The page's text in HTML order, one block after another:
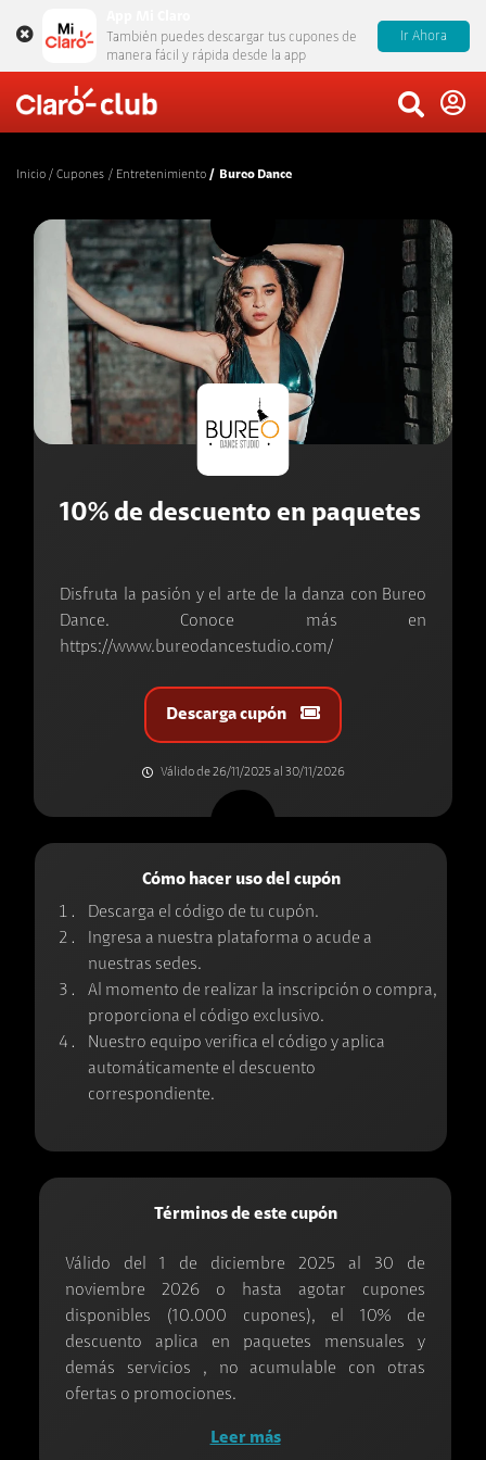
Busca cupones, tiendas, descuentos, ciudades y productos.
También puedes descargar tus cupones de
manera fácil y rápida desde la app
Ir Ahora
Inicio Cupones Entretenimiento Bureo Dance
10% de descuento en paquetes
Disfruta la pasión y el arte de la danza con Bureo
Dance. Conoce más en
https://www.bureodancestudio.com/
Descarga cupón
Válido de 26/11/2025 al 30/11/2026
Cómo hacer uso del cupón
Descarga el código de tu cupón.
Ingresa a nuestra plataforma o acude a
nuestras sedes.
Al momento de realizar la inscripción o compra,
proporciona el código exclusivo.
Nuestro equipo verifica el código y aplica
automáticamente el descuento
correspondiente.
Términos de este cupón
Válido del 1 de diciembre 2025 al 30 de
noviembre 2026 o hasta agotar cupones
disponibles (10.000 cupones), el 10% de
descuento aplica en paquetes mensuales y
demás servicios , no acumulable con otras
ofertas o promociones.
Leer más